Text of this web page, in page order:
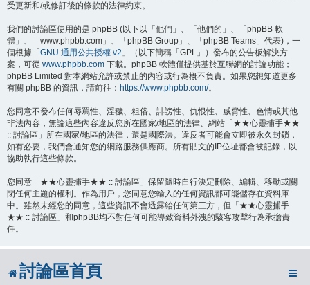
受更新和/或修訂後的條款的法律約束。
我們的討論區使用的是 phpBB (以下以「他們」、「他們的」、「phpBB 軟
體」、「www.phpbb.com」、「phpBB Group」、「phpBB Teams」代表)，一
個根據「 GNU 通用公共授權 v2 」（以下簡稱「GPL」）發布的公告板解決方
案，可從 www.phpbb.com 下載。phpBB 軟體僅提供基於互聯網的討論功能；
phpBB Limited 對本網站允許或禁止的內容或行為概不負責。如果您想知道更多
有關 phpBB 的資訊，請前往： https://www.phpbb.com/。
您同意不發布任何辱罵性、淫穢、粗俗、誹謗性、仇恨性、威脅性、色情或其他
非法內容，無論這些內容違反您所在國家/地區的法律、網站「★★心靈捕手★★
:: 討論區」所在國家/地區的法律，還是國際法。違反者可能會立即被永久封鎖，
如有必要，我們會通知您的網路服務供應商。所有貼文的IP位址都會被記錄，以
協助執行這些條款。
您同意「★★心靈捕手★★ :: 討論區」保留隨時自行決定刪除、編輯、移動或關
閉任何主題的權利。作為用戶，您同意您輸入的任何資訊都可能儲存在資料庫
中。雖然未經您的同意，這些資訊不會透露給任何第三方，但「★★心靈捕手
★★ :: 討論區」和phpBB均不對任何可能導致資料外洩的駭客攻擊行為承擔責
任。
討論區首頁